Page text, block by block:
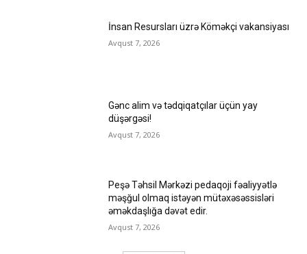
İnsan Resursları üzrə Köməkçi vakansiyası
Avqust 7, 2026
Gənc alim və tədqiqatçılar üçün yay
düşərgəsi!
Avqust 7, 2026
Peşə Təhsil Mərkəzi pedaqoji fəaliyyətlə
məşğul olmaq istəyən mütəxəsəssisləri
əməkdaşlığa dəvət edir.
Avqust 7, 2026